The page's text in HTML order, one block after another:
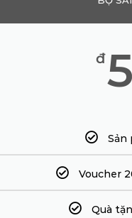
đ
Sản
Voucher
Quà